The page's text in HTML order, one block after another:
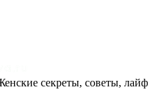
секреты, советы,